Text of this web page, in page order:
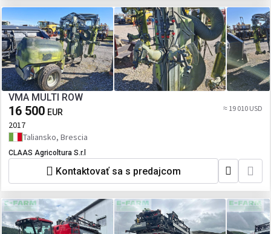
VMA MULTI ROW
16 500 EUR ≈ 19 010 USD
2017
Taliansko, Brescia
CLAAS Agricoltura S.r.l
Kontaktovať sa s predajcom